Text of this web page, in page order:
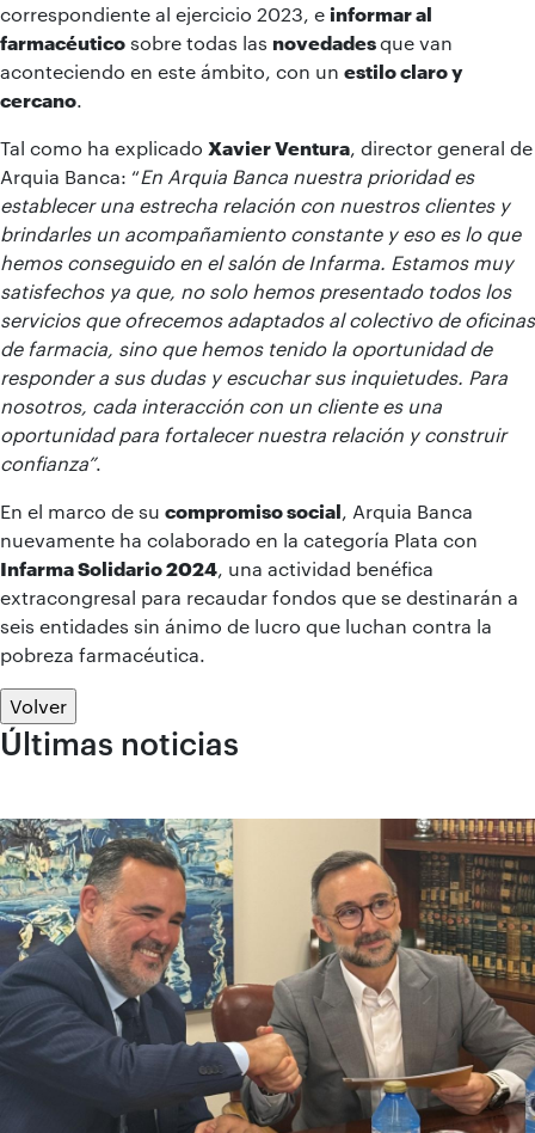
correspondiente al ejercicio 2023, e informar al
farmacéutico sobre todas las novedadesque van
aconteciendo en este ámbito, con un estilo claro y
cercano
Tal como ha explicado Xavier Ventura , director general de
Arquia Banca: “En Arquia Banca nuestra prioridad es
establecer una estrecha relación con nuestros clientes y
brindarles un acompañamiento constante y eso es lo que
hemos conseguido en el salón de Infarma. Estamos muy
satisfechos ya que, no solo hemos presentado todos los
servicios que ofrecemos adaptados al colectivo de oficinas
de farmacia, sino que hemos tenido la oportunidad de
responder a sus dudas y escuchar sus inquietudes. Para
nosotros, cada interacción con un cliente es una
oportunidad para fortalecer nuestra relación y construir
confianza”.
En el marco de su compromiso social , Arquia Banca
nuevamente ha colaborado en la categoría Plata con
Infarma Solidario 2024 , una actividad benéfica
extracongresal para recaudar fondos que se destinarán a
seis entidades sin ánimo de lucro que luchan contra la
pobreza farmacéutica.
Volver
Últimas noticias